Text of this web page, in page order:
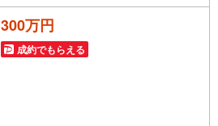
300万円
成約でもらえる